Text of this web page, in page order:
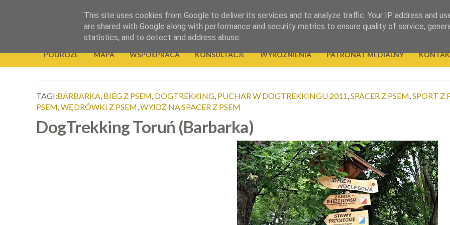
Okiem Obiektywu.
PODRÓŻE MAPA WSPÓŁPRACA KONSULTACJE WYRÓŻNIENIA PATRONAT MEDIALNY
TAGI:BARBARKA, BIEG Z PSEM, DOGTREKKING, PUCHAR W DOGTREKKINGU 2011,SPACER Z PSEM,SPORT Z
PSEM,WĘDRÓWKI Z PSEM,WYJDŹ NA SPACER Z PSEM
DogTrekking Toruń (Barbarka)
This site uses cookies from Google to deliver its services and to analyze traffic. Your IP address and
are shared with Google along with performance and security metrics to ensure quality of service,
statistics, and to detect and address abuse.